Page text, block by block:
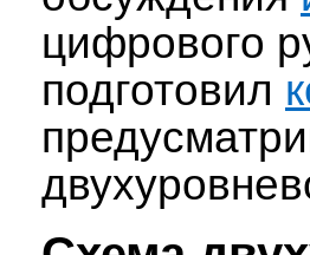
цифрового
подготовил